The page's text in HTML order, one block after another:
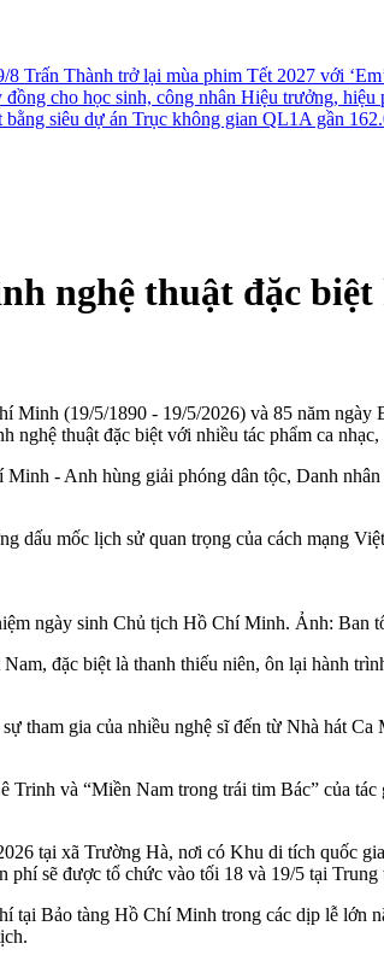
8 Trấn Thành trở lại mùa phim Tết 2027 với
cho học sinh, công nhân Hiệu trưởng, hiệu
siêu dự án Trục không gian QL1A gần
nghệ thuật đặc
(19/5/1890 - 19/5/2026) và 85 năm
thuật đặc biệt với nhiều tác phẩm ca
- Anh hùng giải phóng dân tộc, Danh
dấu mốc lịch sử quan trọng của cách mạng
ngày sinh Chủ tịch Hồ Chí Minh. Ảnh: Ban
đặc biệt là thanh thiếu niên, ôn lại hành
tham gia của nhiều nghệ sĩ đến từ Nhà hát
Trinh và “Miền Nam trong trái tim Bác” của
tại xã Trường Hà, nơi có Khu di tích quốc
phí sẽ được tổ chức vào tối 18 và 19/5 tại
tại Bảo tàng Hồ Chí Minh trong các dịp lễ